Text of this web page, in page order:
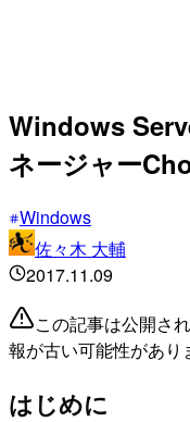
Windows
ネージャー
Windows
佐々木 大輔
2017.11.09
この記事は公開さ
報が古い可能性があり
はじめに